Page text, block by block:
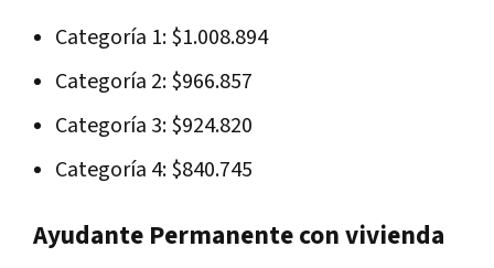
Categoría 1: $1.008.894
Categoría 2: $966.857
Categoría 3: $924.820
Categoría 4: $840.745
Ayudante Permanente con vivienda